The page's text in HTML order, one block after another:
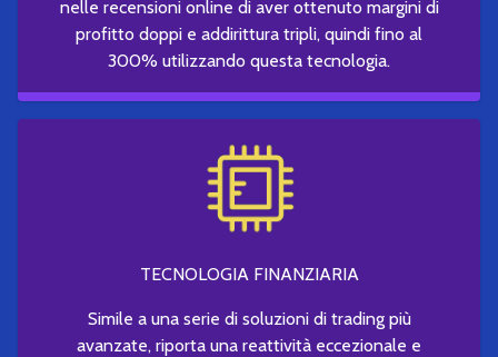
nelle recensioni online di aver ottenuto margini di
profitto doppi e addirittura tripli, quindi fino al
300% utilizzando questa tecnologia.
TECNOLOGIA FINANZIARIA
Simile a una serie di soluzioni di trading più
avanzate, riporta una reattività eccezionale e